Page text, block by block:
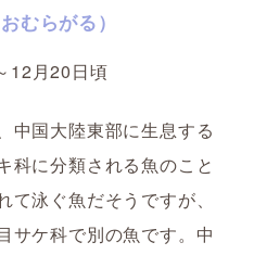
むらがる）
12月20日頃
中国大陸東部に生息する
科に分類される魚のこと
泳ぐ魚だそうですが、
サケ科で別の魚です。中